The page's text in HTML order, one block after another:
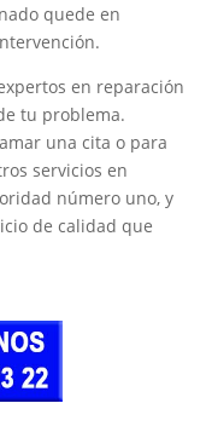
quede en
en reparación
tu problema.
una cita o para
servicios en
número uno, y
de calidad que